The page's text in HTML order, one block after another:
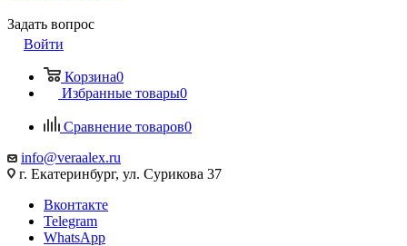
Задать вопрос
Войти
Корзина0
Избранные товары0
Сравнение товаров0
info@veraalex.ru
г. Екатеринбург, ул. Сурикова 37
Вконтакте
Telegram
WhatsApp